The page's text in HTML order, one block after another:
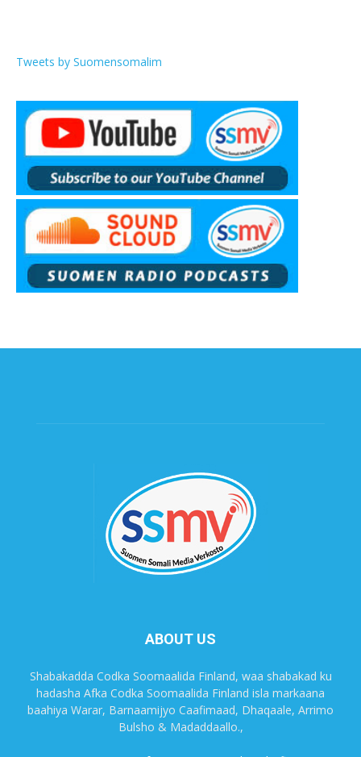
Tweets by Suomensomalim
ABOUT US
Shabakadda Codka Soomaalida Finland, waa shabakad ku
hadasha Afka Codka Soomaalida Finland isla markaana
baahiya Warar, Barnaamijyo Caafimaad, Dhaqaale, Arrimo
Bulsho & Madaddaallo.,